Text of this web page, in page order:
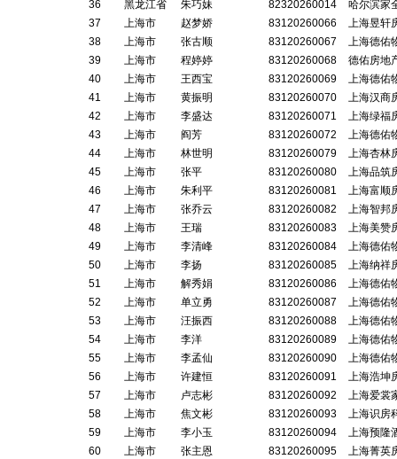
36
黑龙江省 朱巧妹 82320260014
哈尔滨家
37
上海市 赵梦娇 83120260066
上海昱轩
38
上海市 张古顺 83120260067
上海德佑
39
上海市 程婷婷 83120260068
德佑房地
40
上海市 王西宝 83120260069
上海德佑
41
上海市 黄振明 83120260070
上海汉商
42
上海市 李盛达 83120260071
上海绿福
43
上海市 阎芳 83120260072
上海德佑
44
上海市 林世明 83120260079
上海杏林
45
上海市 张平 83120260080
上海品筑
46
上海市 朱利平 83120260081
上海富顺
47
上海市 张乔云 83120260082
上海智邦
48
上海市 王瑞 83120260083
上海美赞
49
上海市 李清峰 83120260084
上海德佑
50
上海市 李扬 83120260085
上海纳祥
51
上海市 解秀娟 83120260086
上海德佑
52
上海市 单立勇 83120260087
上海德佑
53
上海市 汪振西 83120260088
上海德佑
54
上海市 李洋 83120260089
上海德佑
55
上海市 李孟仙 83120260090
上海德佑
56
上海市 许建恒 83120260091
上海浩坤
57
上海市 卢志彬 83120260092
上海爱裳
58
上海市 焦文彬 83120260093
上海识房
59
上海市 李小玉 83120260094
上海预隆
60
上海市 张主恩 83120260095
上海菁英